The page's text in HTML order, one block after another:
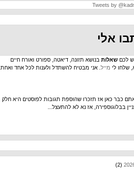
Tweets by
אלי
לכם שאלות בנושא תזונה, דיאטה, ספורט ואורח חיים
שלחו לי מייל . אני מבטיח להשתדל ולענות לכל אחד ואחת.
כבר כאן אז תזכרו שהוספת תגובות לפוסטים היא חלק
בבלוגוספירה, אז נא לא להתעצל...
(2)